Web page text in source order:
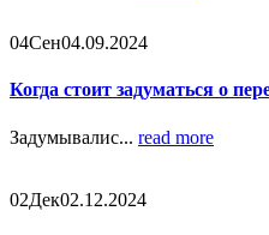
04Сен04.09.2024
Когда стоит задуматься о
Задумывалис... read more
02Дек02.12.2024